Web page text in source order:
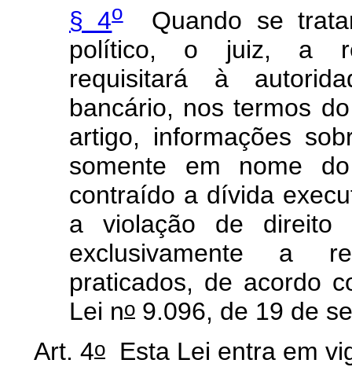
§ 4oQuando se tratar
político, o juiz, a
requisitará à
bancário, nos termos
artigo, informações
somente em nome
contraído a dívida
a violação de
exclusivamente a
praticados, de acordo
Lei no 9.096, de 19 de
Art. 4o Esta Lei entra em